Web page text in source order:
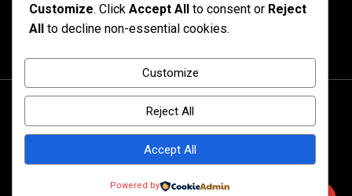
Të tjera
Customize. Click Accept All to consent or Reject
All to decline non-essential cookies.
Customize
Reject All
Accept All
Powered by